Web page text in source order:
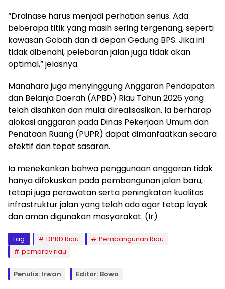
“Drainase harus menjadi perhatian serius. Ada
beberapa titik yang masih sering tergenang, seperti
kawasan Gobah dan di depan Gedung BPS. Jika ini
tidak dibenahi, pelebaran jalan juga tidak akan
optimal,” jelasnya.
Manahara juga menyinggung Anggaran Pendapatan
dan Belanja Daerah (APBD) Riau Tahun 2026 yang
telah disahkan dan mulai direalisasikan. Ia berharap
alokasi anggaran pada Dinas Pekerjaan Umum dan
Penataan Ruang (PUPR) dapat dimanfaatkan secara
efektif dan tepat sasaran.
Ia menekankan bahwa penggunaan anggaran tidak
hanya difokuskan pada pembangunan jalan baru,
tetapi juga perawatan serta peningkatan kualitas
infrastruktur jalan yang telah ada agar tetap layak
dan aman digunakan masyarakat. (Ir)
Tag: DPRD Riau
Pembangunan Riau
pemprov riau
Penulis: Irwan Editor: Bowo